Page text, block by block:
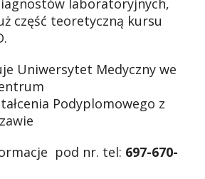
część teoretyczną kursu
Uniwersytet Medyczny we
Podyplomowego z
pod nr. tel: 697-670-